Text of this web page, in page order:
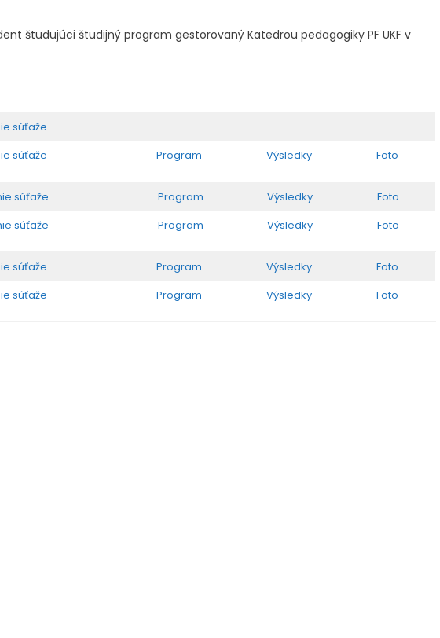
študujúci študijný program gestorovaný Katedrou pedagogiky PF UKF v
súťaže
súťaže Program Výsledky Foto
súťaže Program Výsledky
Foto
súťaže Program Výsledky Foto
súťaže Program Výsledky
Foto
súťaže Program Výsledky Foto